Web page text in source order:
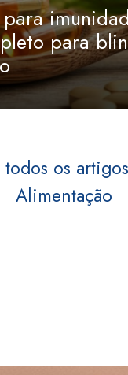
para
todos os
Alimentação